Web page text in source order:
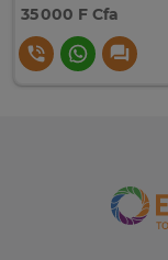
35 000 F Cfa